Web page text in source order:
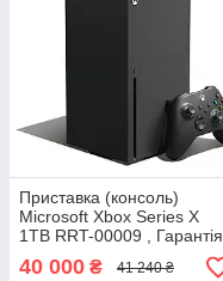
Приставка (консоль)
Microsoft Xbox Series X
1TB RRT-00009 , Гарантія
1 рік
40 000 ₴ 41 240 ₴